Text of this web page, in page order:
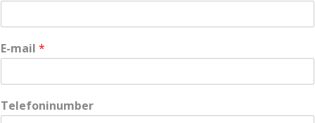
N
i
i
S
õ
E-mail *
Telefoninumber